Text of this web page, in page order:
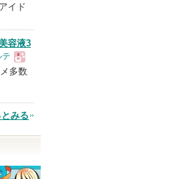
イド
容液3
テ
現
品
多数
みる